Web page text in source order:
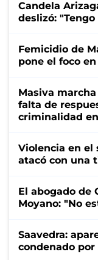
Candela
deslizó:
Femicidio de
pone el foco
Masiva
falta de
criminalidad
Violencia en el
atacó con una
El abogado de
Moyano: "No
Saavedra:
condenado por